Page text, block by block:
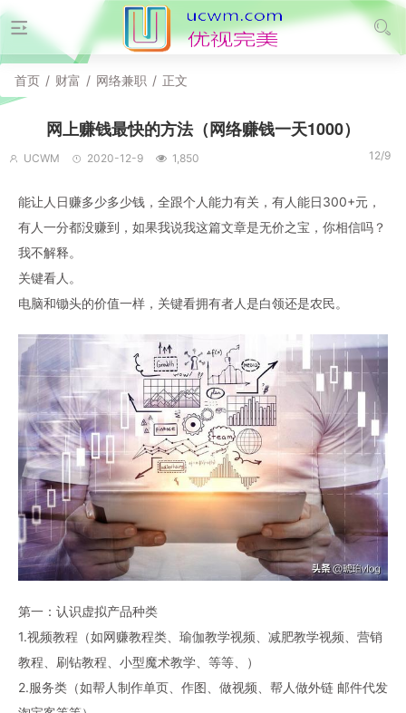
首页 / 财富 / 网络兼职 / 正文
网上赚钱最快的方法（网络赚钱一天1000）
UCWM 2020-12-9 1,850 12/9
能让人日赚多少多少钱，全跟个人能力有关，有人能日300+元，
有人一分都没赚到，如果我说我这篇文章是无价之宝，你相信吗？
​我不解释。
关键看人。
电脑和锄头的价值一样，关键看拥有者人是白领还是农民。
第一：认识虚拟产品种类
1.视频教程（如网赚教程类、瑜伽教学视频、减肥教学视频、营销
教程、刷钻教程、小型魔术教学、等等、）
2.服务类（如帮人制作单页、作图、做视频、帮人做外链 邮件代发